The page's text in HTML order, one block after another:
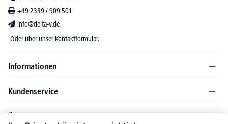
+49 2339 / 909 501
info@delta-v.de
Oder über unser Kontaktformular.
Informationen
Kundenservice
Über DELTA-V